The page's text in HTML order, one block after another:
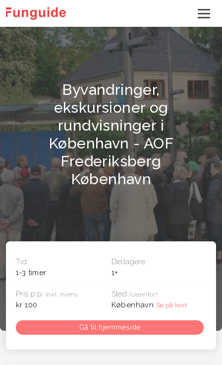
Byvandringer,
ekskursioner og
rundvisninger i
København - AOF
Frederiksberg
København
Tid
1-3 timer
Deltagere
1+
Pris p.p. Inkl. moms
kr 100
Sted (Udenfor)
København Se på kort
Gå til hjemmeside